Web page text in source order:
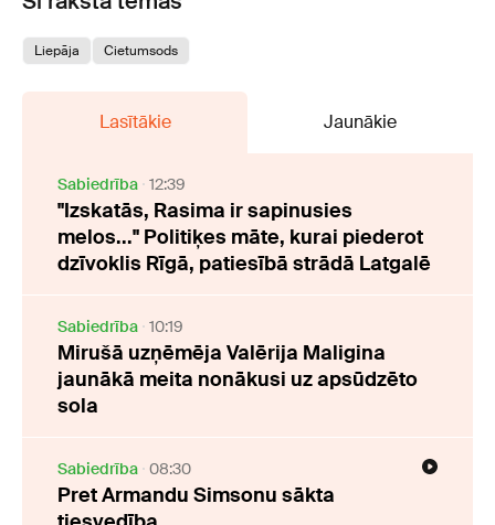
Liepāja Cietumsods
Lasītākie Jaunākie
Sabiedrība 12:39
"Izskatās, Rasima ir sapinusies
melos..." Politiķes māte, kurai piederot
dzīvoklis Rīgā, patiesībā strādā Latgalē
Sabiedrība 10:19
Mirušā uzņēmēja Valērija Maligina
jaunākā meita nonākusi uz apsūdzēto
sola
Sabiedrība 08:30
Pret Armandu Simsonu sākta